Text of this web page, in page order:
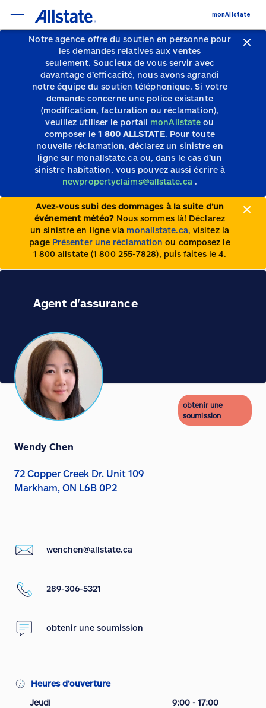
Notre agence offre du soutien en personne pour
les demandes relatives aux ventes
seulement.Soucieux de vous servir avec
davantage d’efficacité, nous avons agrandi
notre équipe du soutien téléphonique.Si votre
demande concerne une police existante
(modification, facturation ou réclamation),
veuillez utiliser le portail monAllstate ou
composer le1 800 ALLSTATE. Pour toute
nouvelle réclamation, déclarez un sinistre en
ligne sur monallstate.ca ou, dans le cas d’un
sinistre habitation, vous pouvez aussi écrire à
newpropertyclaims@allstate.ca .
Avez-vous subi des dommages à la suite d’un
événement météo? Nous sommes là! Déclarez
un sinistre en ligne via monallstate.ca, visitez la
page Présenter une réclamation ou composez le
1 800 allstate (1 800 255-7828), puis faites le 4.
monAllstate
Agent d'assurance
obtenir une
soumission
Wendy Chen
72 Copper Creek Dr. Unit 109
Markham, ON L6B 0P2
wenchen@allstate.ca
289-306-5321
obtenir une soumission
Heures d’ouverture
Jeudi
9:00 - 17:00